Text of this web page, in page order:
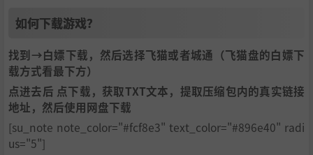
如何下载游戏？
找到→白嫖下载，然后选择飞猫或者城通（飞猫盘的白嫖下
载方式看最下方）
点进去后 点下载，获取TXT文本，提取压缩包内的真实链接
地址，然后使用网盘下载
[su_note note_color="#fcf8e3" text_color="#896e40" radi
us="5"]